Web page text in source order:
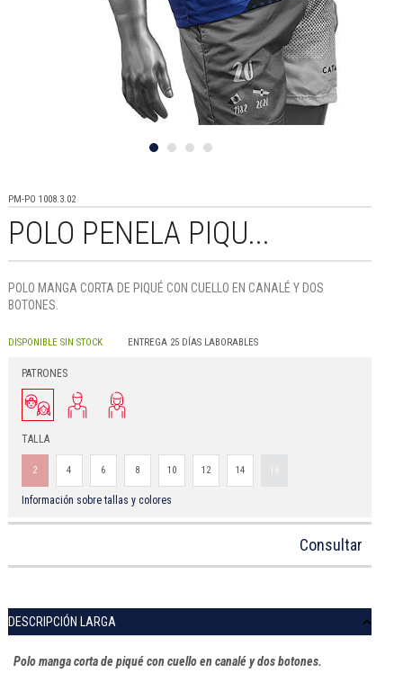
PM-PO 1008.3.02
POLO PENELA PIQU...
POLO MANGA CORTA DE PIQUÉ CON CUELLO EN CANALÉ Y DOS
BOTONES.
DISPONIBLE SIN STOCK ENTREGA 25 DÍAS LABORABLES
PATRONES
TALLA
2 4 6 8 10 12 14 16
Información sobre tallas y colores
Consultar
DESCRIPCIÓN LARGA
Polo manga corta de piqué con cuello en canalé y dos botones.